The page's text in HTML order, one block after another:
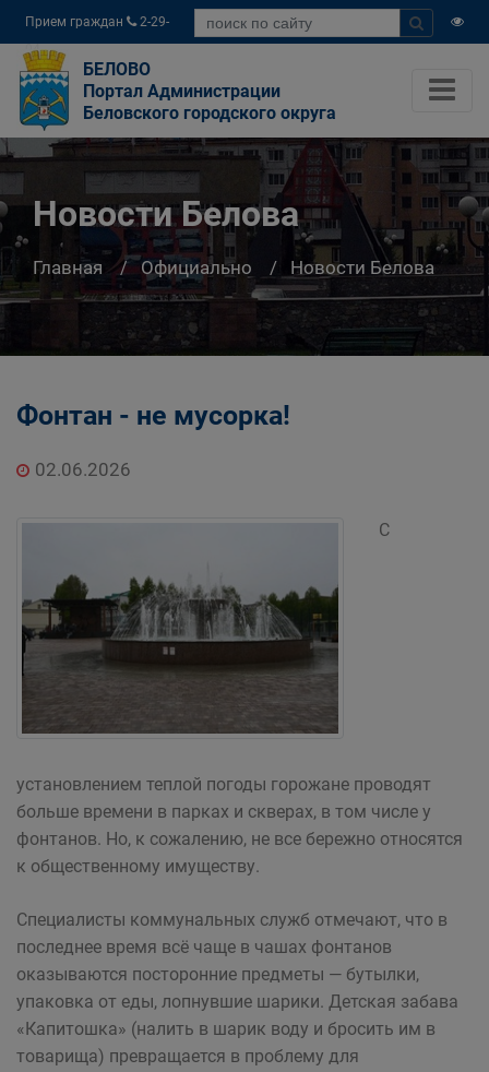
Прием граждан
2-29-
04
БЕЛОВО
Портал Администрации
Беловского городского округа
Новости Белова
Главная Официально Новости Белова
Фонтан - не мусорка!
02.06.2026
С
установлением теплой погоды горожане проводят
больше времени в парках и скверах, в том числе у
фонтанов. Но, к сожалению, не все бережно относятся
к общественному имуществу.
Специалисты коммунальных служб отмечают, что в
последнее время всё чаще в чашах фонтанов
оказываются посторонние предметы — бутылки,
упаковка от еды, лопнувшие шарики. Детская забава
«Капитошка» (налить в шарик воду и бросить им в
товарища) превращается в проблему для